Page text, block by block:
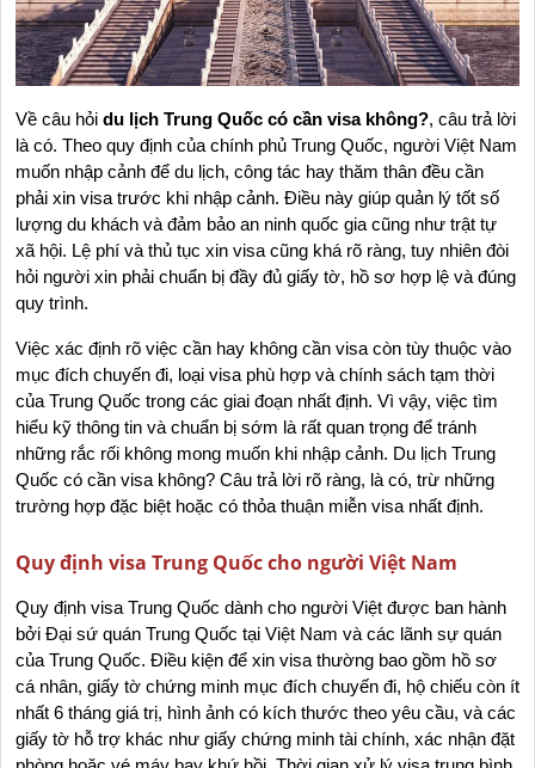
Về câu hỏi du lịch Trung Quốc có cần visa không?, câu trả lời
là có. Theo quy định của chính phủ Trung Quốc, người Việt Nam
muốn nhập cảnh để du lịch, công tác hay thăm thân đều cần
phải xin visa trước khi nhập cảnh. Điều này giúp quản lý tốt số
lượng du khách và đảm bảo an ninh quốc gia cũng như trật tự
xã hội. Lệ phí và thủ tục xin visa cũng khá rõ ràng, tuy nhiên đòi
hỏi người xin phải chuẩn bị đầy đủ giấy tờ, hồ sơ hợp lệ và đúng
quy trình.
Việc xác định rõ việc cần hay không cần visa còn tùy thuộc vào
mục đích chuyến đi, loại visa phù hợp và chính sách tạm thời
của Trung Quốc trong các giai đoạn nhất định. Vì vậy, việc tìm
hiểu kỹ thông tin và chuẩn bị sớm là rất quan trọng để tránh
những rắc rối không mong muốn khi nhập cảnh. Du lịch Trung
Quốc có cần visa không? Câu trả lời rõ ràng, là có, trừ những
trường hợp đặc biệt hoặc có thỏa thuận miễn visa nhất định.
Quy định visa Trung Quốc cho người Việt Nam
Quy định visa Trung Quốc dành cho người Việt được ban hành
bởi Đại sứ quán Trung Quốc tại Việt Nam và các lãnh sự quán
của Trung Quốc. Điều kiện để xin visa thường bao gồm hồ sơ
cá nhân, giấy tờ chứng minh mục đích chuyến đi, hộ chiếu còn ít
nhất 6 tháng giá trị, hình ảnh có kích thước theo yêu cầu, và các
giấy tờ hỗ trợ khác như giấy chứng minh tài chính, xác nhận đặt